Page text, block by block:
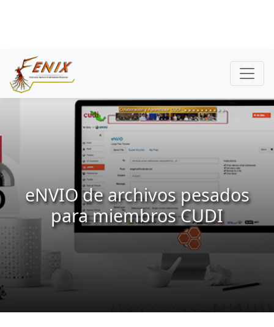
eNVIO de archivos pesados
para miembros CUDI